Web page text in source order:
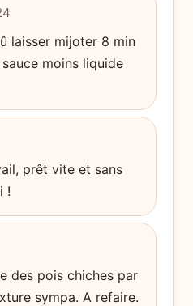
laisser mijoter 8 min
moins liquide
prêt vite et sans
!
des pois chiches par
sympa. A refaire.